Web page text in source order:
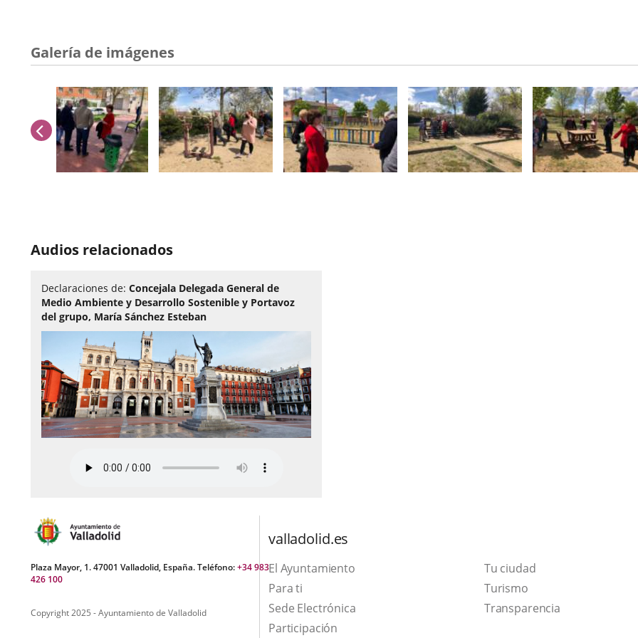
Galería de imágenes
diapositivas:
anterior
Audios relacionados
Declaraciones de: Concejala Delegada General de
Medio Ambiente y Desarrollo Sostenible y Portavoz
del grupo, María Sánchez Esteban
Plaza Mayor, 1. 47001 Valladolid, España. Teléfono:+34 983
426 100
Copyright 2025 - Ayuntamiento de Valladolid
valladolid.es
El Ayuntamiento
Tu ciudad
Para ti
TurismoEste
enlace
Sede ElectrónicaEnlace
Transparencia
Participación